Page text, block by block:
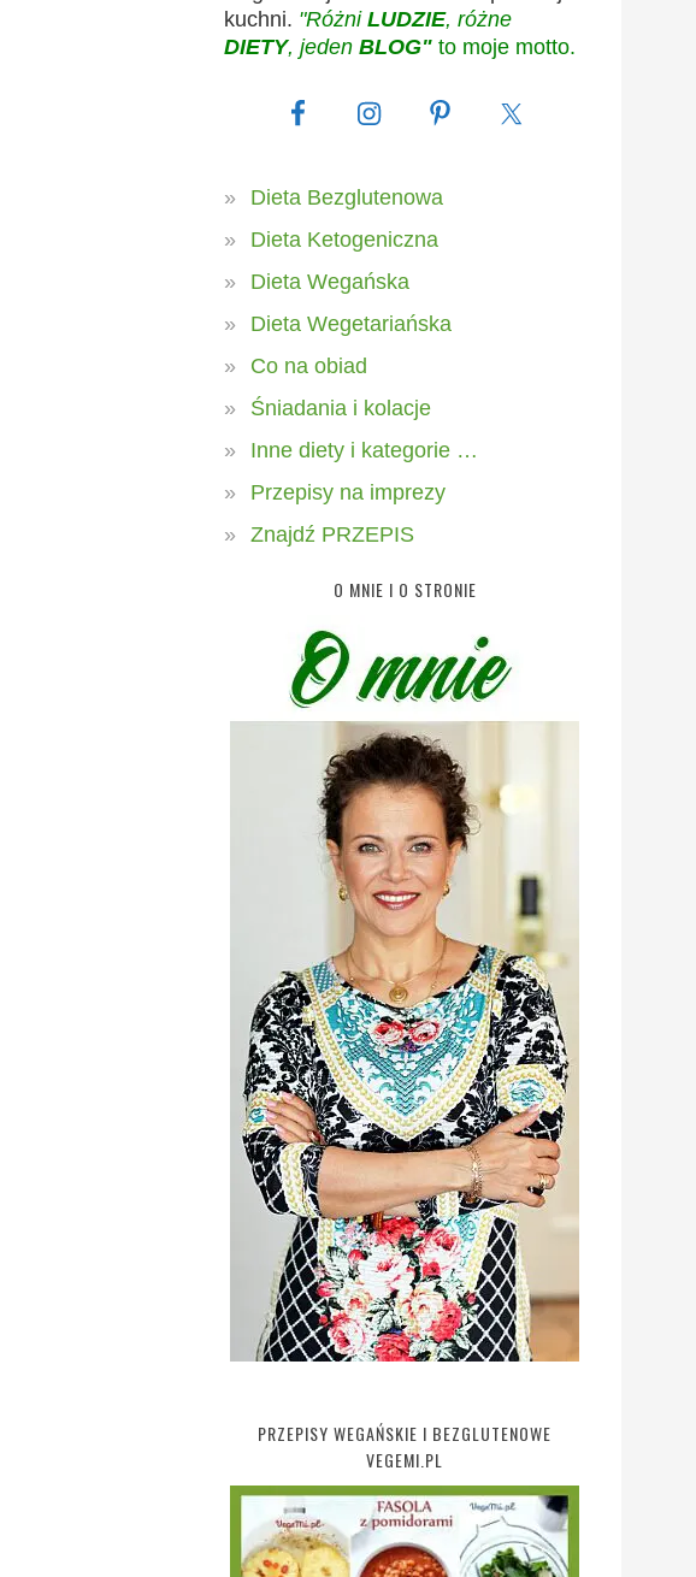
kuchni. "Różni LUDZIE, różne
DIETY, jeden BLOG" to moje motto.
Dieta Bezglutenowa
Dieta Ketogeniczna
Dieta Wegańska
Dieta Wegetariańska
Co na obiad
Śniadania i kolacje
Inne diety i kategorie …
Przepisy na imprezy
Znajdź PRZEPIS
O MNIE I O STRONIE
PRZEPISY WEGAŃSKIE I BEZGLUTENOWE
VEGEMI.PL